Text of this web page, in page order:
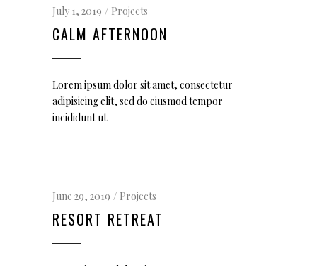
July 1, 2019 Projects
CALM AFTERNOON
Lorem ipsum dolor sit amet, consectetur
adipisicing elit, sed do eiusmod tempor
incididunt ut
June 29, 2019 Projects
RESORT RETREAT